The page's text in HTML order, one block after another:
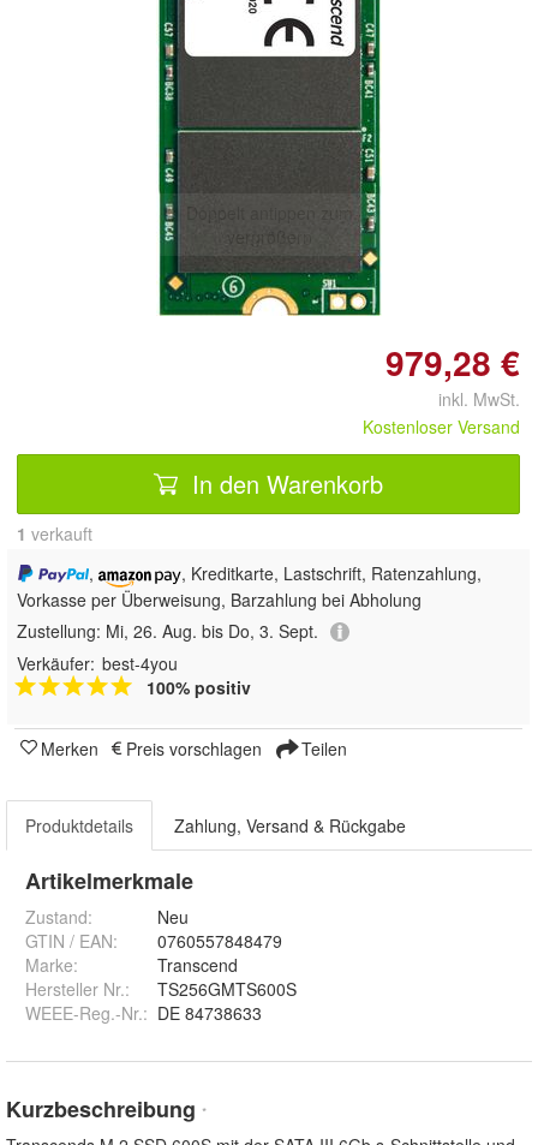
Doppelt antippen zum
vergrößern
979,28 €
inkl. MwSt.
Kostenloser Versand
In den Warenkorb
1 verkauft
,
, Kreditkarte, Lastschrift, Ratenzahlung,
Vorkasse per Überweisung, Barzahlung bei Abholung
Zustellung: Mi, 26. Aug. bis Do, 3. Sept.
Verkäufer: best-4you
100% positiv
Merken Preis vorschlagen Teilen
Produktdetails Zahlung, Versand & Rückgabe
Artikelmerkmale
Zustand:
Neu
GTIN / EAN:
0760557848479
Marke:
Transcend
Hersteller Nr.:
TS256GMTS600S
WEEE-Reg.-Nr.: DE 84738633
Kurzbeschreibung *